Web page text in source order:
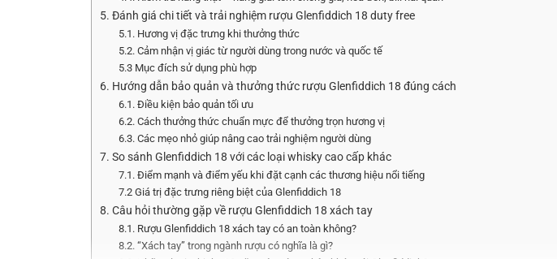
5. Đánh giá chi tiết và trải nghiệm rượu Glenfiddich 18 duty free
5.1. Hương vị đặc trưng khi thưởng thức
5.2. Cảm nhận vị giác từ người dùng trong nước và quốc tế
5.3 Mục đích sử dụng phù hợp
6. Hướng dẫn bảo quản và thưởng thức rượu Glenfiddich 18 đúng cách
6.1. Điều kiện bảo quản tối ưu
6.2. Cách thưởng thức chuẩn mực để thưởng trọn hương vị
6.3. Các mẹo nhỏ giúp nâng cao trải nghiệm người dùng
7. So sánh Glenfiddich 18 với các loại whisky cao cấp khác
7.1. Điểm mạnh và điểm yếu khi đặt cạnh các thương hiệu nổi tiếng
7.2 Giá trị đặc trưng riêng biệt của Glenfiddich 18
8. Câu hỏi thường gặp về rượu Glenfiddich 18 xách tay
8.1. Rượu Glenfiddich 18 xách tay có an toàn không?
8.2. “Xách tay” trong ngành rượu có nghĩa là gì?